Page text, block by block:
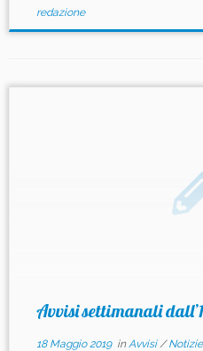
redazione
Avvisi settimanali
18 Maggio 2019inAvvisi/